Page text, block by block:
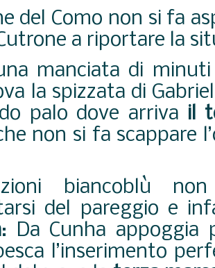
del Como non si fa
a riportare la
manciata di
la spizzata di
palo dove arriva il
non si fa scappare
biancoblù
del pareggio e
: Da Cunha appoggia
l’inserimento